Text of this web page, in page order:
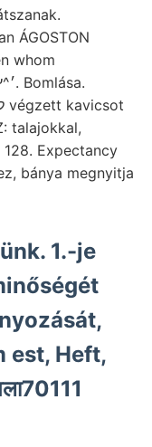
ÁGOSTON
whom
talajokkal,
Expectancy
1.-je
est, Heft,